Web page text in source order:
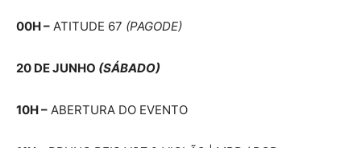
00H – ATITUDE 67 (PAGODE)
20 DE JUNHO (SÁBADO)
10H – ABERTURA DO EVENTO